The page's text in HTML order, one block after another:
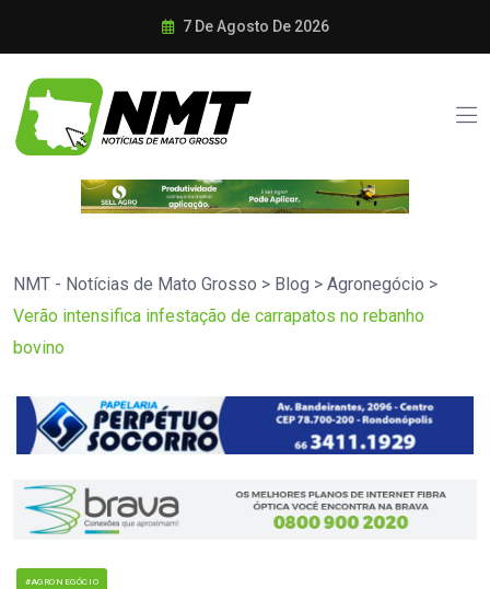
7 De Agosto De 2026
NMT - Notícias de Mato Grosso > Blog > Agronegócio >
Verão intensifica infestação de carrapatos no rebanho
bovino
#AGRONEGÓCIO